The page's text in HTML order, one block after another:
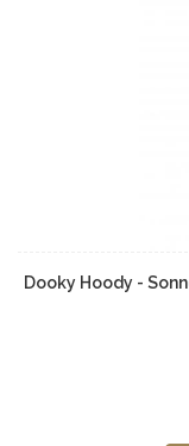
Dooky Hoody -